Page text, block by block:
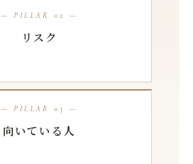
— PILLAR 02 —
リスク
— PILLAR 03 —
向いている人